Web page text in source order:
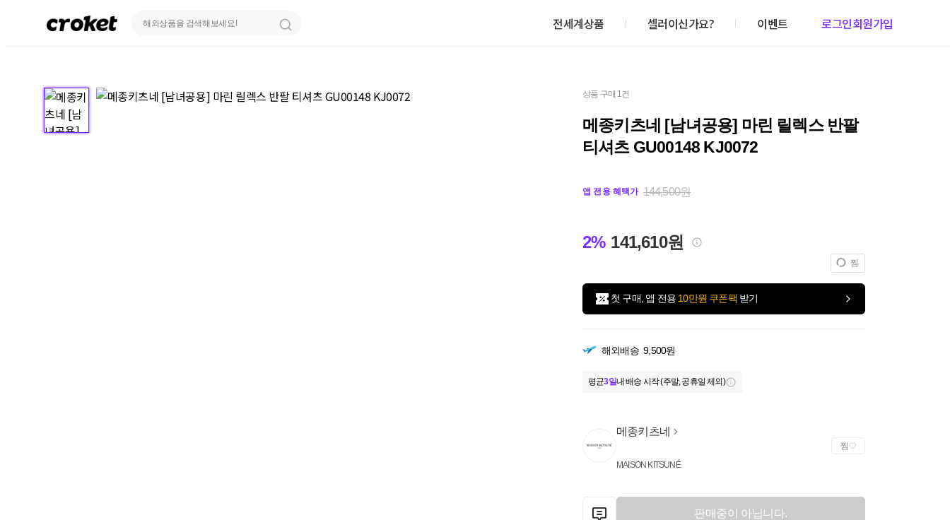
전세계상품 셀러이신가요? 이벤트 로그인회원가입
상품 구매 1건
메종키츠네 [남녀공용] 마린 릴렉스 반팔
티셔츠 GU00148 KJ0072
앱 전용 혜택가 144,500원
2% 141,610원
찜
첫 구매, 앱 전용 10만원 쿠폰팩 받기
해외배송 9,500원
평균3일내 배송 시작 (주말, 공휴일 제외)
메종키츠네
MAISON KITSUNÉ
찜
판매중이 아닙니다.